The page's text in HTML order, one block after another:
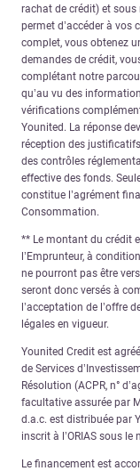
rachat de crédit) et sous
permet d’accéder à
complet, vous obtenez
demandes de crédit,
complétant notre
qu’au vu des
vérifications
Younited. La réponse
réception des
des contrôles
effective des fonds.
constitue l’agrément
Consommation.
** Le montant du crédit
l’Emprunteur, à
ne pourront pas être
seront donc versés à
l’acceptation de l’offre
légales en vigueur.
Younited Credit est
de Services
Résolution (ACPR, n°
facultative assurée par
d.a.c. est distribuée par
inscrit à l’ORIAS sous le
Le financement est